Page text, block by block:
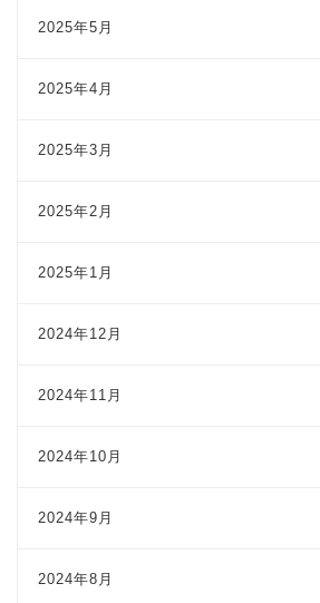
2025年5月
2025年4月
2025年3月
2025年2月
2025年1月
2024年12月
2024年11月
2024年10月
2024年9月
2024年8月